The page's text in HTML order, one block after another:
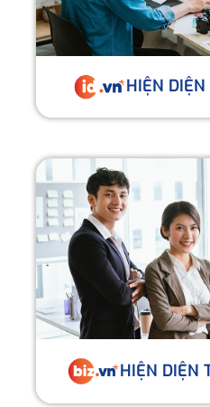
HIỆN DIỆN
HIỆN DIỆN